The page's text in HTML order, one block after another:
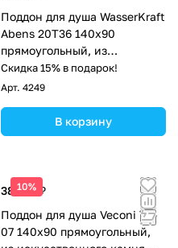
Поддон для душа WasserKraft
Abens 20T36 140х90
прямоугольный, из
искусственного камня,
черный матовый
Скидка 15% в подарок!
Арт. 4249
В корзину
10%
38 174 ₽
Поддон для душа Veconi TZ-
07 140х90 прямоугольный,